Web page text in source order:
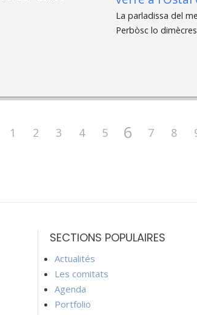
La parladissa del
Perbòsc lo
1 2 3 4 5 6 7 8
SECTIONS POPULAIRES
Actualités
Les comitats
Agenda
Portfolio